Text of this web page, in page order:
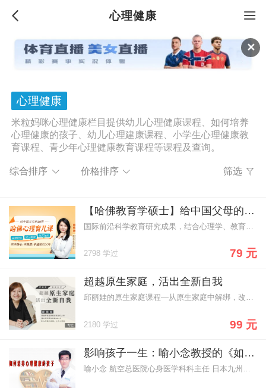
✕
心理健康
心理健康
米粒妈咪心理健康栏目提供幼儿心理健康课程、如何培养
心理健康的孩子、幼儿心理建康课程、小学生心理健康教
育课程、青少年心理健康教育课程等课程及查询。
综合排序 价格排序 筛选
【哈佛教育学硕士】给中国父母的心理育儿指南，养出自律积极、学习高效、社交轻松的孩子
国际前沿科学教育研究成果，结合心理学、教育学、脑科学方法给中国父母的心理育儿指南，养出自律积极、学习高效、社交轻松的孩子
2798 学过 79 元
超越原生家庭，活出全新自我
邱丽娃的原生家庭课程—从原生家庭中解绑，改变就从现在开始
2180 学过 99 元
影响孩子一生：喻小念教授的《如何培养心理健康的孩子》